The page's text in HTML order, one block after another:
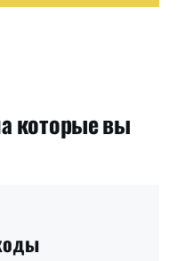
которые вы